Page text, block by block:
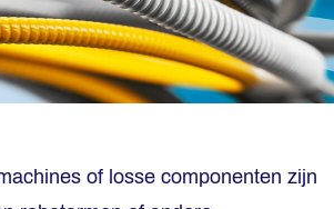
of losse componenten zijn